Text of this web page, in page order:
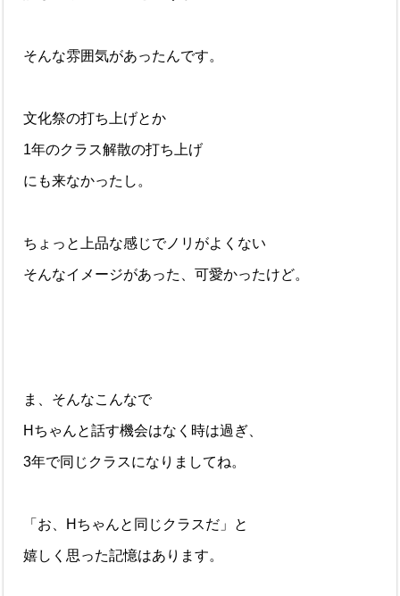
そんな雰囲気があったんです。
文化祭の打ち上げとか
1年のクラス解散の打ち上げ
にも来なかったし。
ちょっと上品な感じでノリがよくない
そんなイメージがあった、可愛かったけど。
ま、そんなこんなで
Hちゃんと話す機会はなく時は過ぎ、
3年で同じクラスになりましてね。
「お、Hちゃんと同じクラスだ」と
嬉しく思った記憶はあります。